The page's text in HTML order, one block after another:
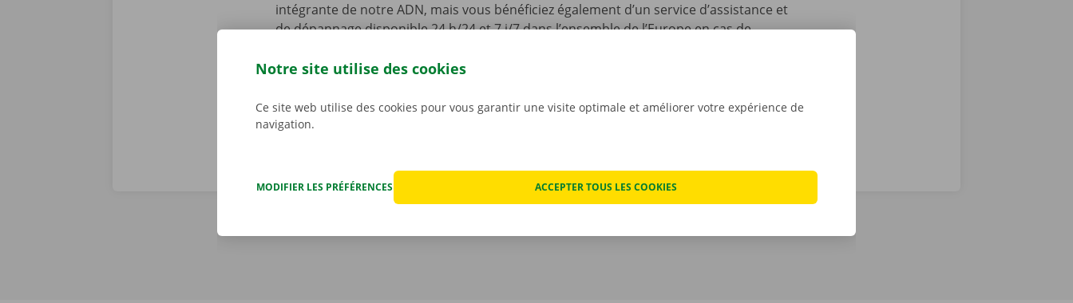
intégrante de notre ADN, mais vous bénéficiez également d’un service d’assistance et
de dépannage disponible 24 h/24 et 7 j/7 dans l’ensemble de l’Europe en cas de
toute tranquillité d’esprit.
Notre site utilise des cookies
Ce site web utilise des cookies pour vous garantir une visite optimale et améliorer votre expérience de
navigation.
MODIFIER LES PRÉFÉRENCES ACCEPTER TOUS LES COOKIES